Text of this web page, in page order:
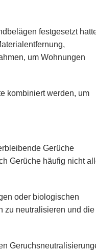
festgesetzt
um Wohnungen
kombiniert werden, um
Gerüche
Gerüche häufig nicht
oder biologischen
zu neutralisieren und die